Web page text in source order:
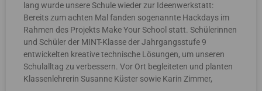
lang wurde unsere Schule wieder zur Ideenwerkstatt:
Bereits zum achten Mal fanden sogenannte Hackdays im
Rahmen des Projekts Make Your School statt. Schülerinnen
und Schüler der MINT-Klasse der Jahrgangsstufe 9
entwickelten kreative technische Lösungen, um unseren
Schulalltag zu verbessern. Vor Ort begleiteten und planten
Klassenlehrerin Susanne Küster sowie Karin Zimmer,